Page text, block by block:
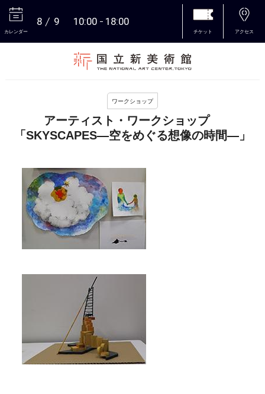
カレンダー
8 9 10:00 18:00
チケット アクセス
ワークショップ
アーティスト・ワークショップ
「SKYSCAPES―空をめぐる想像の時間―」